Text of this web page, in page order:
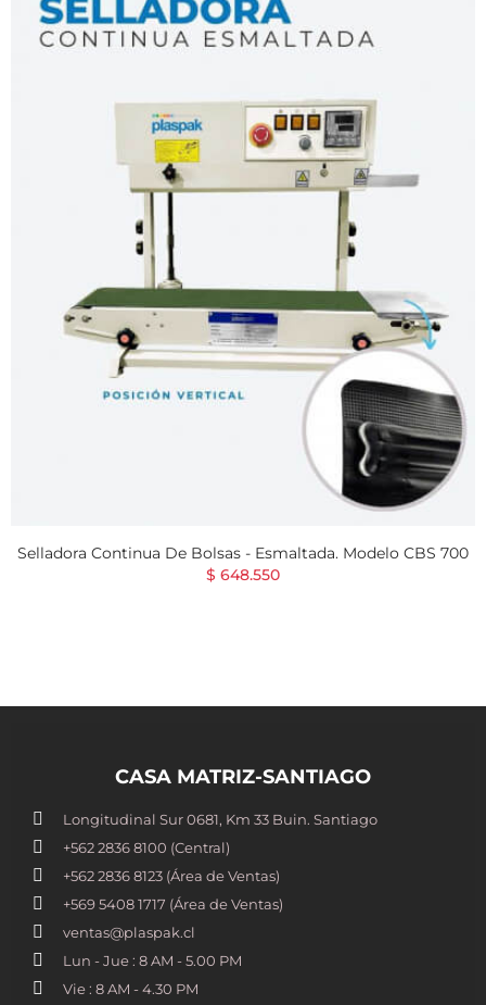
Selladora Continua De Bolsas - Esmaltada. Modelo CBS 700
$ 648.550
CASA MATRIZ-SANTIAGO
Longitudinal Sur 0681, Km 33 Buin. Santiago
+562 2836 8100​ (Central)
+562 2836 8123 (Área de Ventas)
+569 5408 1717 (Área de Ventas)
ventas@plaspak.cl
Lun - Jue : 8 AM - 5.00 PM
Vie : 8 AM - 4.30 PM